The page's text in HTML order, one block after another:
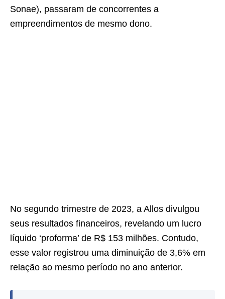
Sonae), passaram de concorrentes a
empreendimentos de mesmo dono.
No segundo trimestre de 2023, a Allos divulgou
seus resultados financeiros, revelando um lucro
líquido ‘proforma’ de R$ 153 milhões. Contudo,
esse valor registrou uma diminuição de 3,6% em
relação ao mesmo período no ano anterior.